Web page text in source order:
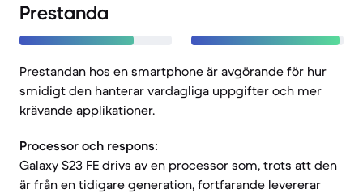
Prestanda
Prestandan hos en smartphone är avgörande för hur
smidigt den hanterar vardagliga uppgifter och mer
krävande applikationer.
Processor och respons:
Galaxy S23 FE drivs av en processor som, trots att den
är från en tidigare generation, fortfarande levererar